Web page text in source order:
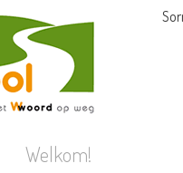
Welkom!